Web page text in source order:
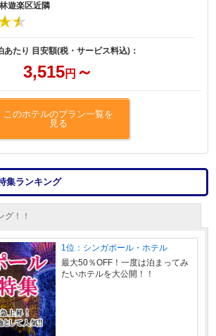
遊楽区近隣
あたり 目安額(税・サービス料込)：
3,515円 ～
このホテルのプラン一覧を
見る
ランキング
グ！！
1位：シンガポール・ホテル
最大50％OFF！一度は泊まってみ
たいホテルを大公開！！